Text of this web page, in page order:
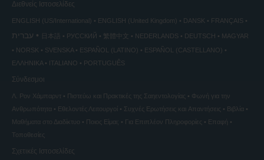
Διεθνείς Ιστοσελίδες
ENGLISH (US/International) ENGLISH (United Kingdom) DANSK FRANÇAIS
עברית 日本語 РУССКИЙ 繁體中文 NEDERLANDS DEUTSCH
MAGYAR
NORSK
SVENSKA ESPAÑOL (LATINO)
ESPAÑOL (CASTELLANO)
ΕΛΛΗΝΙΚA
ITALIANO PORTUGUÊS
Σύνδεσμοι
Λ. Ρον Χάμπαρντ Πιστεύω και Πρακτικές της Σαηεντολογίας
Φωνή για την
Ανθρωπότητα
Εθελοντές Λειτουργοί Συχνές Ερωτήσεις και Απαντήσεις
Βιβλία
Μαθήματα στο Διαδίκτυο
Ποιος Είμαι; Για Επιπλέον Πληροφορίες
Επαφή
Τοποθεσίες
Σχετικές Ιστοσελίδες